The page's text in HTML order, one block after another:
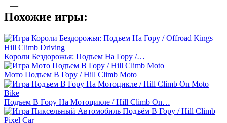
—
Похожие игры:
Короли Бездорожья: Подъем На Гору /…
Мото Подъем В Гору / Hill Climb Moto
Подъем В Гору На Мотоцикле / Hill Climb On…